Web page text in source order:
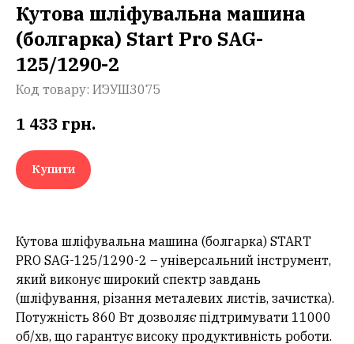
Кутова шліфувальна машина
(болгарка) Start Pro SAG-
125/1290-2
Код товару: ИЭУШ3075
1 433 грн.
Купити
Кутова шліфувальна машина (болгарка) START
PRO SAG-125/1290-2 – універсальний інструмент,
який виконує широкий спектр завдань
(шліфування, різання металевих листів, зачистка).
Потужність 860 Вт дозволяє підтримувати 11000
об/хв, що гарантує високу продуктивність роботи.